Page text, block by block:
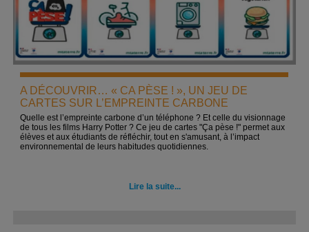
A DÉCOUVRIR… « CA PÈSE ! », UN JEU DE
CARTES SUR L’EMPREINTE CARBONE
Quelle est l’empreinte carbone d’un téléphone ? Et celle du visionnage
de tous les films Harry Potter ? Ce jeu de cartes "Ça pèse !" permet aux
élèves et aux étudiants de réfléchir, tout en s'amusant, à l’impact
environnemental de leurs habitudes quotidiennes.
Lire la suite...